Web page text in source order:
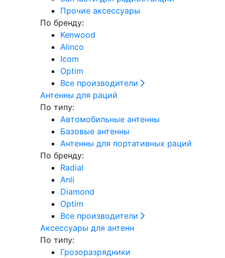
Прочие аксессуары
По бренду:
Kenwood
Alinco
Icom
Optim
Все производители
Антенны для раций
По типу:
Автомобильные антенны
Базовые антенны
Антенны для портативных раций
По бренду:
Radial
Anli
Diamond
Optim
Все производители
Аксессуары для антенн
По типу:
Грозоразрядники